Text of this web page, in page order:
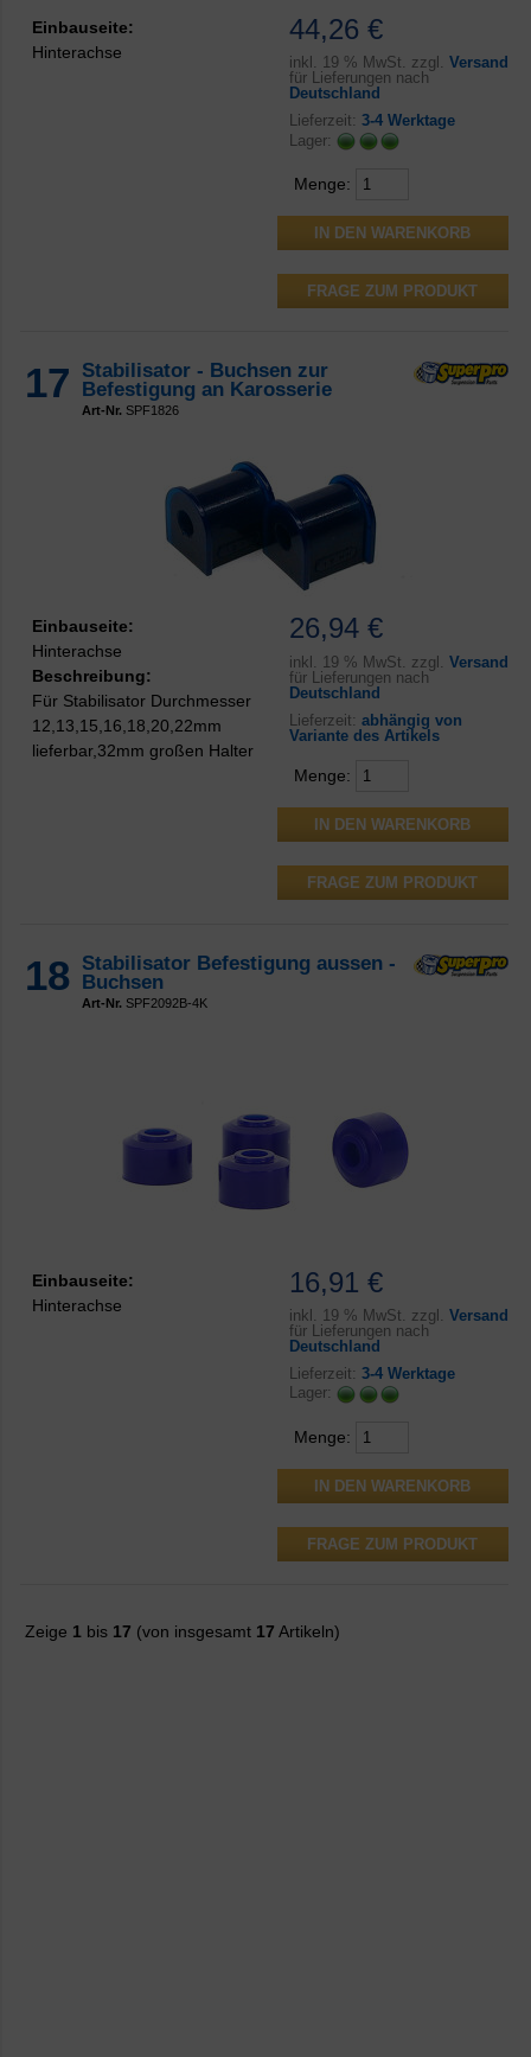
44,26 €
inkl. 19 % MwSt. zzgl. Versand
für Lieferungen nach
Deutschland
Lieferzeit: 3-4 Werktage
Lager:
Menge:
FRAGE ZUM PRODUKT
Einbauseite:
Hinterachse
17
Stabilisator - Buchsen zur
Befestigung an Karosserie
Art-Nr. SPF1826
26,94 €
inkl. 19 % MwSt. zzgl. Versand
für Lieferungen nach
Deutschland
Lieferzeit: abhängig von
Variante des Artikels
Menge:
FRAGE ZUM PRODUKT
Einbauseite:
Hinterachse
Beschreibung:
Für Stabilisator Durchmesser
12,13,15,16,18,20,22mm
lieferbar,32mm großen Halter
18 Stabilisator Befestigung aussen -
Buchsen
Art-Nr. SPF2092B-4K
16,91 €
inkl. 19 % MwSt. zzgl. Versand
für Lieferungen nach
Deutschland
Lieferzeit: 3-4 Werktage
Lager:
Menge:
FRAGE ZUM PRODUKT
Einbauseite:
Hinterachse
Zeige 1 bis 17 (von insgesamt 17 Artikeln)